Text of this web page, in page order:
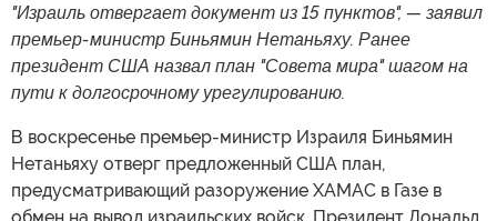
"Израиль отвергает документ из 15 пунктов", — заявил
премьер-министр Биньямин Нетаньяху. Ранее
президент США назвал план "Совета мира" шагом на
пути к долгосрочному урегулированию.
В воскресенье премьер-министр Израиля Биньямин
Нетаньяху отверг предложенный США план,
предусматривающий разоружение ХАМАС в Газе в